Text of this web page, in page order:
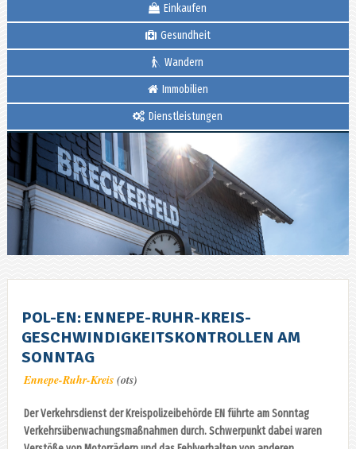
Einkaufen
Gesundheit
Wandern
Immobilien
Dienstleistungen
POL-EN: ENNEPE-RUHR-KREIS-
GESCHWINDIGKEITSKONTROLLEN AM
SONNTAG
Ennepe-Ruhr-Kreis(ots)
Der Verkehrsdienst der Kreispolizeibehörde EN führte am Sonntag
Verkehrsüberwachungsmaßnahmen durch. Schwerpunkt dabei waren